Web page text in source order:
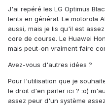
J'ai repéré les LG Optimus
lents en général. Le motorola
aussi, mais je lis qu'il est
core de course. Le Huawei
mais peut-on vraiment faire
Avez-vous d'autres idées ?
Pour l'utilisation que je
le droit d'en parler ici ? :o)
assez peur d'un système